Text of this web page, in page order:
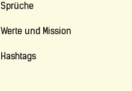
Sprüche
Werte und Mission
Hashtags